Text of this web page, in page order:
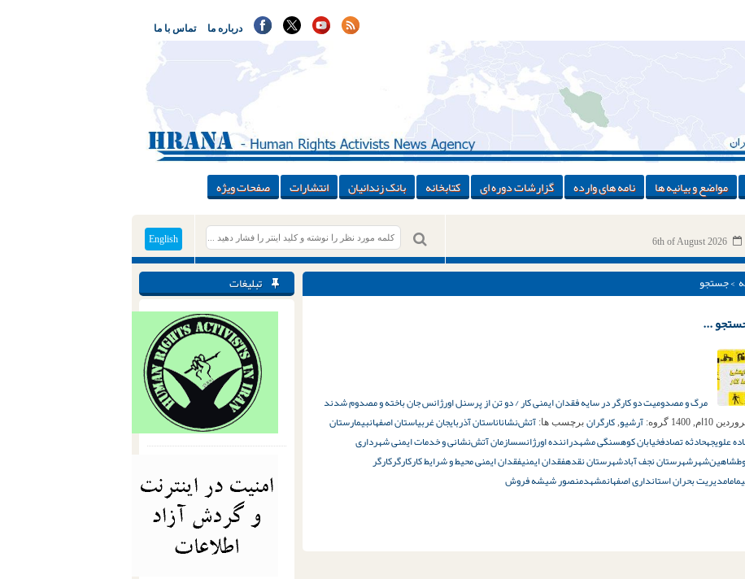
تماس با ما درباره ما
مواضع و بیانیه ها نامه های وارده گزارشات دوره ای کتابخانه بانک زندانیان انتشارات صفحات ویژه
English 6th of August 2026
تبلیغات > جستجو
...
مرگ و مصدومیت دو کارگر در سایه فقدان ایمنی کار / دو تن از پرسنل اورژانس جان باخته و مصدوم شدند
10ام, 1400 گروه: آرشیو, کارگران برچسب ها: آتش‌نشاناناستان آذربایجان غربیاستان اصفهانبیمارستان
علویجهحادثه تصادفخیابان کوهسنگی مشهدراننده اورژانسسازمان آتش‌نشانی و خدمات ایمنی شهرداری
شاهین‌شهرشهرستان نجف آبادشهرستان نقدهفقدان ایمنیفقدان ایمنی محیط و شرایط کارکارگرکارگر
مامامدیریت بحران استانداری اصفهانمشهدمنصور شیشه فروش